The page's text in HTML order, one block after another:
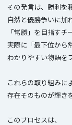
その発言は、勝利を
自然と優勝争いに加
「常勝」を目指すチ
実際に「最下位から
わかりやすい物語を
これらの取り組みに
存在そのものが輝き
このプロセスは、